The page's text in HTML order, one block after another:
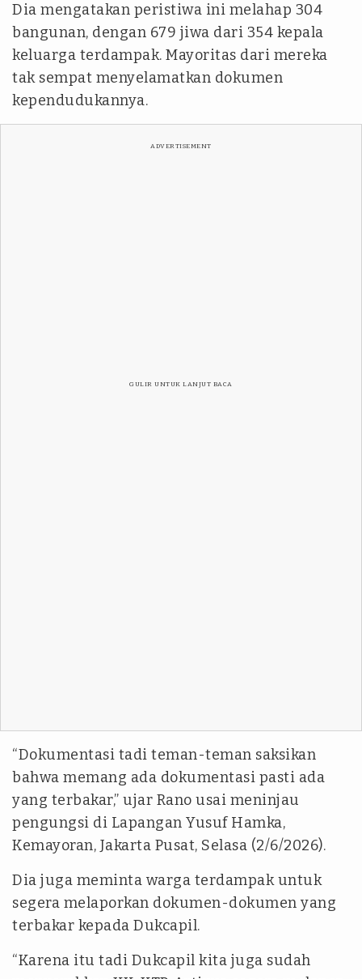
Dia mengatakan peristiwa ini melahap 304
bangunan, dengan 679 jiwa dari 354 kepala
keluarga terdampak. Mayoritas dari mereka
tak sempat menyelamatkan dokumen
kependudukannya.
ADVERTISEMENT
GULIR UNTUK LANJUT BACA
“Dokumentasi tadi teman-teman saksikan
bahwa memang ada dokumentasi pasti ada
yang terbakar,” ujar Rano usai meninjau
pengungsi di Lapangan Yusuf Hamka,
Kemayoran, Jakarta Pusat, Selasa (2/6/2026).
Dia juga meminta warga terdampak untuk
segera melaporkan dokumen-dokumen yang
terbakar kepada Dukcapil.
“Karena itu tadi Dukcapil kita juga sudah